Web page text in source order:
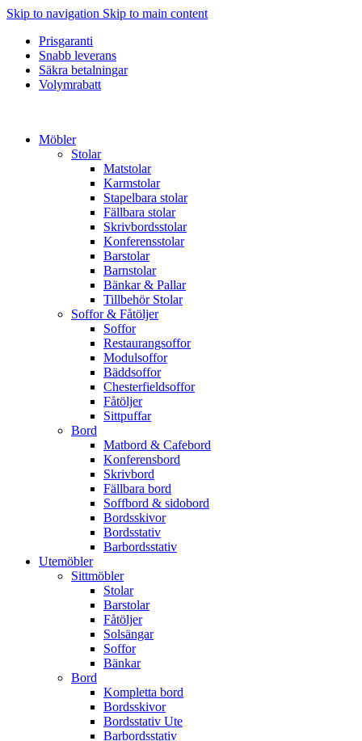
Skip to navigation Skip to main content
Prisgaranti
Snabb leverans
Säkra betalningar
Volymrabatt
Möbler
Stolar
Matstolar
Karmstolar
Stapelbara stolar
Fällbara stolar
Skrivbordsstolar
Konferensstolar
Barstolar
Barnstolar
Bänkar & Pallar
Tillbehör Stolar
Soffor & Fåtöljer
Soffor
Restaurangsoffor
Modulsoffor
Bäddsoffor
Chesterfieldsoffor
Fåtöljer
Sittpuffar
Bord
Matbord & Cafebord
Konferensbord
Skrivbord
Fällbara bord
Soffbord & sidobord
Bordsskivor
Bordsstativ
Barbordsstativ
Utemöbler
Sittmöbler
Stolar
Barstolar
Fåtöljer
Solsängar
Soffor
Bänkar
Bord
Kompletta bord
Bordsskivor
Bordsstativ Ute
Barbordsstativ